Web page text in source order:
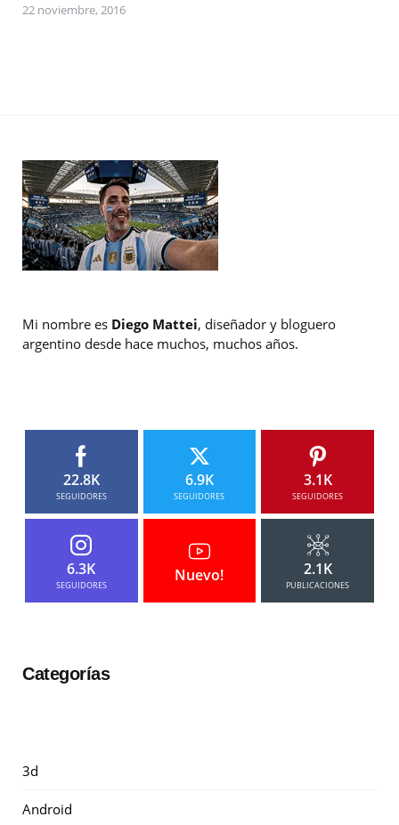
22 noviembre, 2016
Mi nombre es Diego Mattei, diseñador y bloguero
argentino desde hace muchos, muchos años.
22.8K
SEGUIDORES
6.9K
SEGUIDORES
3.1K
SEGUIDORES
6.3K
SEGUIDORES
Nuevo! 2.1K
PUBLICACIONES
Categorías
3d
Android